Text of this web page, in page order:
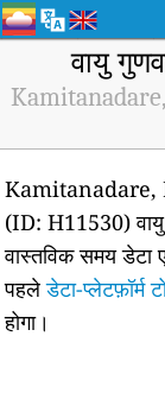
वायु
Kamitanadare,
(ID: H11530) वायु
वास्तविक समय
पहलेडेटा-प्लेटफ़ॉर्म
होगा।